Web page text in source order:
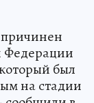
причинен
Федерации
был
на стадии